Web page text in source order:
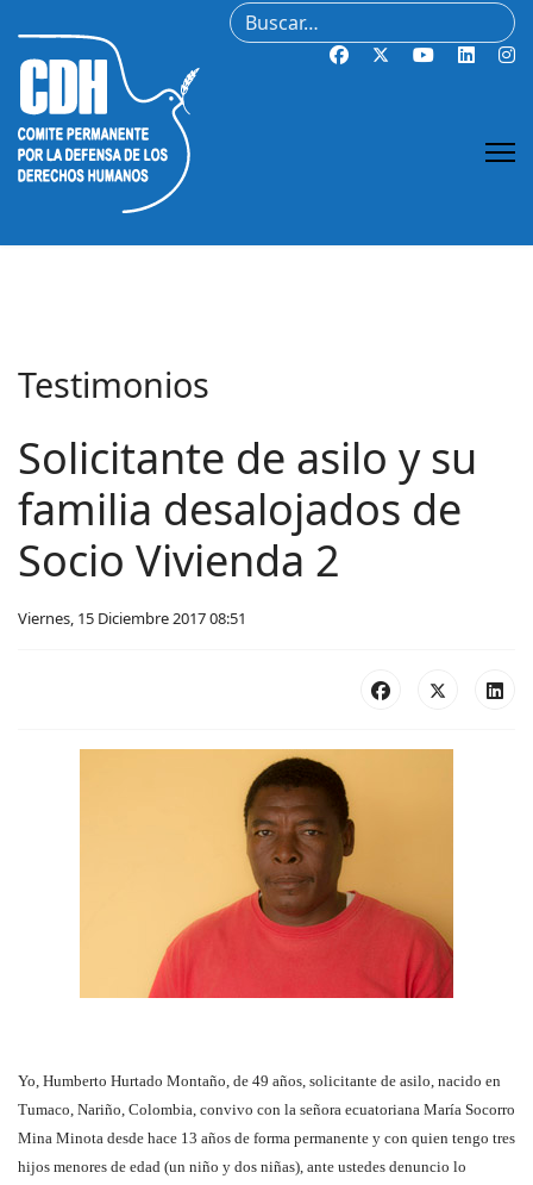
Buscar
Testimonios
Solicitante de asilo y su
familia desalojados de
Socio Vivienda 2
Viernes, 15 Diciembre 2017 08:51
Yo, Humberto Hurtado Montaño, de 49 años, solicitante de asilo, nacido en
Tumaco, Nariño, Colombia, convivo con la señora ecuatoriana María Socorro
Mina Minota desde hace 13 años de forma permanente y con quien tengo tres
hijos menores de edad (un niño y dos niñas), ante ustedes denuncio lo